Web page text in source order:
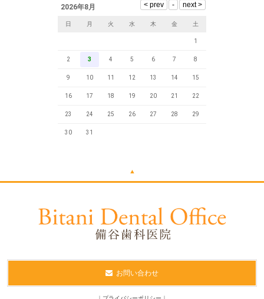
2026年8月
日 月 火 水 木 金 土
1
2 3 4 5 6 7 8
9 10 11 12 13 14 15
16 17 18 19 20 21 22
23 24 25 26 27 28 29
30 31
▲
お問い合わせ